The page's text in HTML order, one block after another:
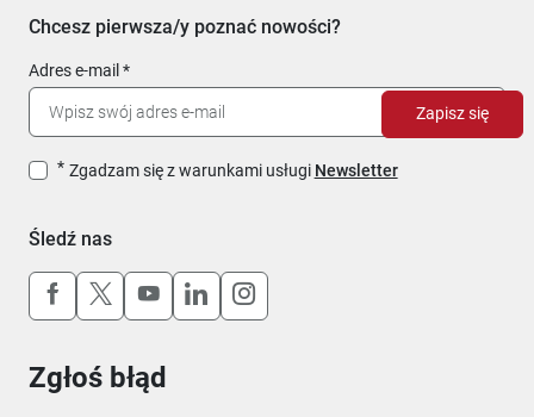
Chcesz pierwsza/y poznać nowości?
Adres e-mail
Zgadzam się z warunkami usługi Newsletter
Zapisz się
Śledź nas
Uwaga, link otworzy się w nowym oknie
Uwaga, link otworzy się w nowym oknie
Uwaga, link otworzy się w nowym
Uwaga, link otworzy się w
Uwaga, link otworzy się w
Zgłoś błąd